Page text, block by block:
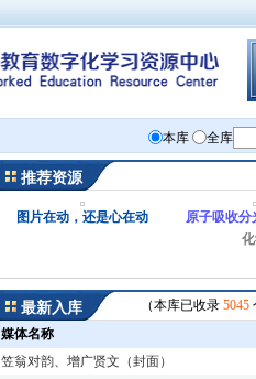
推荐资源
图片在动，还是心在动
原子吸收分
最新入库 （本库已收录 5045
媒体名称
笠翁对韵、增广贤文（封面）